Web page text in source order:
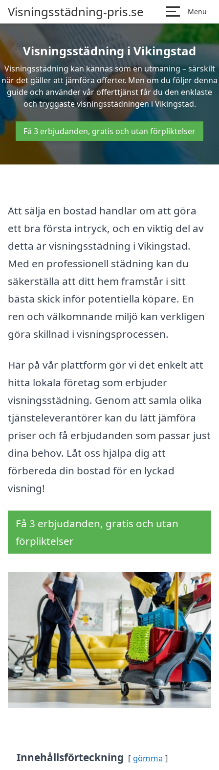
Visningsstädning-pris.se Menu
Visningsstädning i Vikingstad
Visningsstädning kan kännas som en utmaning – särskilt
när det gäller att jämföra offerter. Men om du följer denna
guide och använder vår offerttjänst får du den enklaste
och tryggaste visningsstädningen i Vikingstad.
Få 3 erbjudanden, gratis och utan förpliktelser
Att sälja en bostad handlar om att göra
ett bra första intryck, och en viktig del av
detta är visningsstädning i Vikingstad.
Med en professionell städning kan du
säkerställa att ditt hem framstår i sitt
bästa skick inför potentiella köpare. En
ren och välkomnande miljö kan verkligen
göra skillnad i visningsprocessen.
Här på vår plattform gör vi det enkelt att
hitta lokala företag som erbjuder
visningsstädning. Genom att samla olika
tjänsteleverantörer kan du lätt jämföra
priser och få erbjudanden som passar just
dina behov. Låt oss hjälpa dig att
förbereda din bostad för en lyckad
visning!
Få 3 erbjudanden, gratis och utan
förpliktelser
Innehållsförteckning gömma